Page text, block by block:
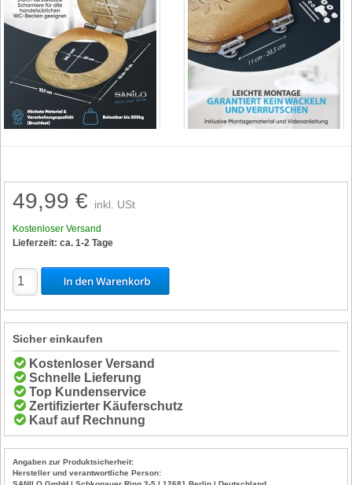
49,99 € inkl. USt
Kostenloser Versand
Lieferzeit: ca. 1-2 Tage
Sicher einkaufen
Kostenloser Versand
Schnelle Lieferung
Top Kundenservice
Zertifizierter Käuferschutz
Kauf auf Rechnung
Angaben zur Produktsicherheit:
Hersteller und verantwortliche Person: